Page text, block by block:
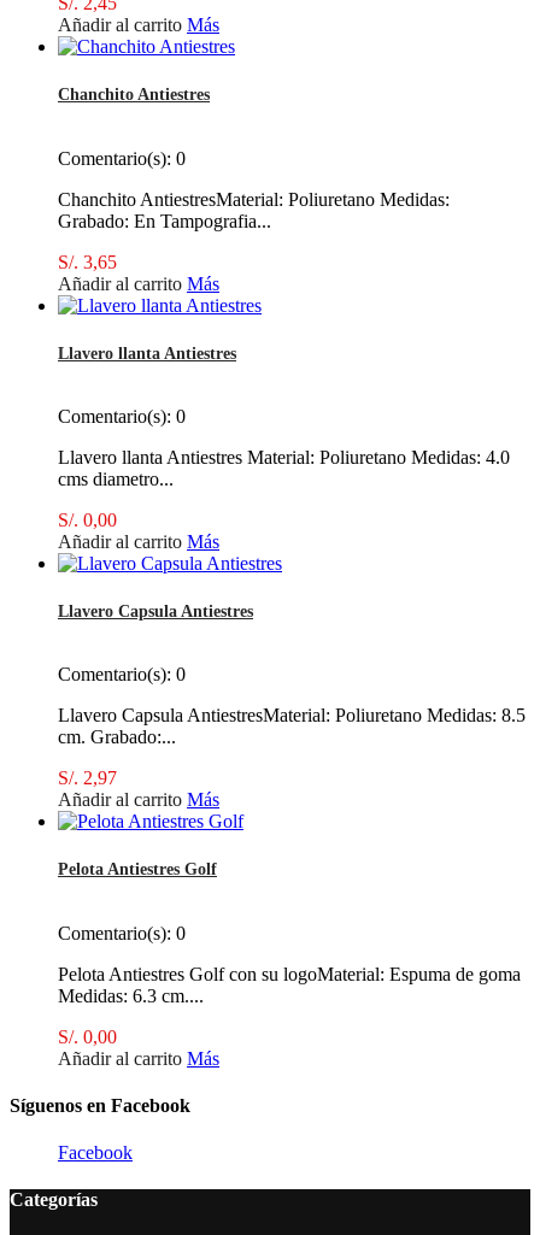
Añadir al carrito Más
Chanchito Antiestres
Comentario(s): 0
Chanchito AntiestresMaterial: Poliuretano Medidas:
Grabado: En Tampografia...
S/. 3,65
Añadir al carrito Más
Llavero llanta Antiestres
Comentario(s): 0
Llavero llanta Antiestres Material: Poliuretano Medidas: 4.0
cms diametro...
S/. 0,00
Añadir al carrito Más
Llavero Capsula Antiestres
Comentario(s): 0
Llavero Capsula AntiestresMaterial: Poliuretano Medidas: 8.5
cm. Grabado:...
S/. 2,97
Añadir al carrito Más
Pelota Antiestres Golf
Comentario(s): 0
Pelota Antiestres Golf con su logoMaterial: Espuma de goma
Medidas: 6.3 cm....
S/. 0,00
Añadir al carrito Más
Síguenos en Facebook
Facebook
Categorías